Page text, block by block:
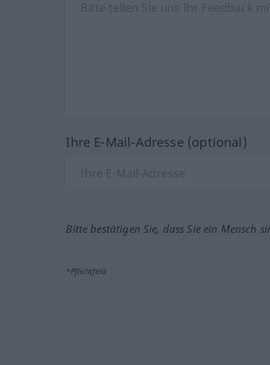
Ihre E-Mail-Adresse (optional)
Bitte bestätigen Sie, dass Sie ein Mensch
*Pflichtfeld